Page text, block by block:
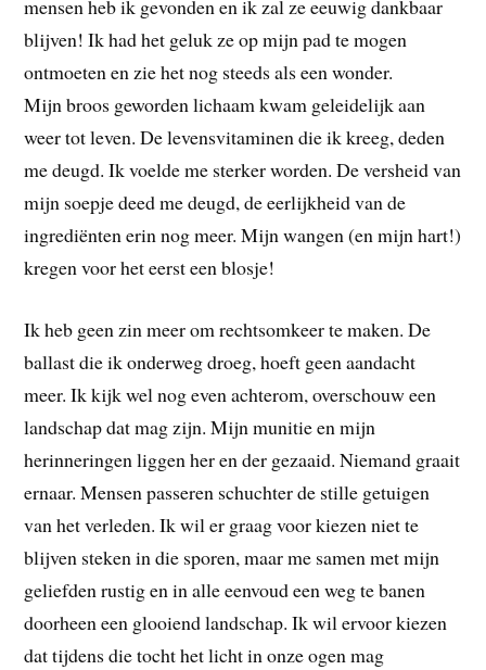
mensen heb ik gevonden en ik zal ze eeuwig dankbaar
blijven! Ik had het geluk ze op mijn pad te mogen
ontmoeten en zie het nog steeds als een wonder.
Mijn broos geworden lichaam kwam geleidelijk aan
weer tot leven. De levensvitaminen die ik kreeg, deden
me deugd. Ik voelde me sterker worden. De versheid van
mijn soepje deed me deugd, de eerlijkheid van de
ingrediënten erin nog meer. Mijn wangen (en mijn hart!)
kregen voor het eerst een blosje!
Ik heb geen zin meer om rechtsomkeer te maken. De
ballast die ik onderweg droeg, hoeft geen aandacht
meer. Ik kijk wel nog even achterom, overschouw een
landschap dat mag zijn. Mijn munitie en mijn
herinneringen liggen her en der gezaaid. Niemand graait
ernaar. Mensen passeren schuchter de stille getuigen
van het verleden. Ik wil er graag voor kiezen niet te
blijven steken in die sporen, maar me samen met mijn
geliefden rustig en in alle eenvoud een weg te banen
doorheen een glooiend landschap. Ik wil ervoor kiezen
dat tijdens die tocht het licht in onze ogen mag